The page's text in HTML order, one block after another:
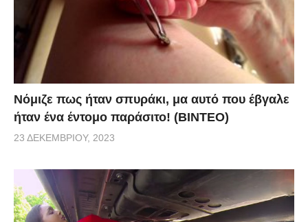
Νόμιζε πως ήταν σπυράκι, μα αυτό που έβγαλε
ήταν ένα έντομο παράσιτο! (BINTEO)
23 ΔΕΚΕΜΒΡΊΟΥ, 2023